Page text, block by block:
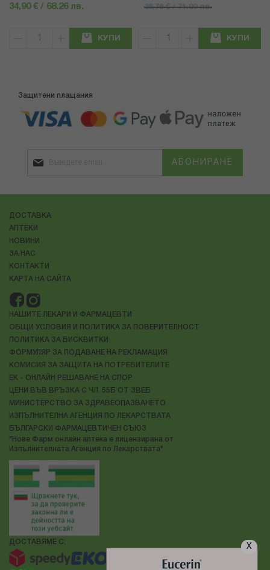
X
34,90 € / 68.26 лв.
КУПИ
36,76 € / 71.90 лв.
КУПИ
Защитени плащания
АБОНИРАНЕ
ДОСТАВКА
АПТЕКИ
НОВИНИ
ЗА НАС
КОНТАКТИ
КАРТА НА САЙТА
НАШИТЕ ЛЕКАРИ И ФАРМАЦЕВТИ
ОБЩИ УСЛОВИЯ И ПОЛИТИКА ЗА ПОВЕРИТЕЛНОСТ
ПОЛИТИКА ЗА БИСКВИТКИ
ФОРМУЛЯР ЗА ПОДАВАНЕ НА РЕКЛАМАЦИЯ
КОМИСИЯ ЗА ЗАЩИТА НА ПОТРЕБИТЕЛИТЕ
ЕК - ОНЛАЙН РЕШАВАНЕ НА СПОР
ЦЕНИ ВЪВ ВРЪЗКА С ЧЛ. 55Б ОТ ЗВЕБ
МИНИСТЕРСТВО ЗА ЗДРАВЕОПАЗВАНЕТО
ИЗПЪЛНИТЕЛНА АГЕНЦИЯ ПО ЛЕКАРСТВАТА
БЪЛГАРСКИ ФАРМАЦЕВТИЧЕН СЪЮЗ
"Нове Фарм онлайн аптека е лицензирана от
Изпълнителната Агенция по Лекарствата"
ДОСТАВЯМЕ С: